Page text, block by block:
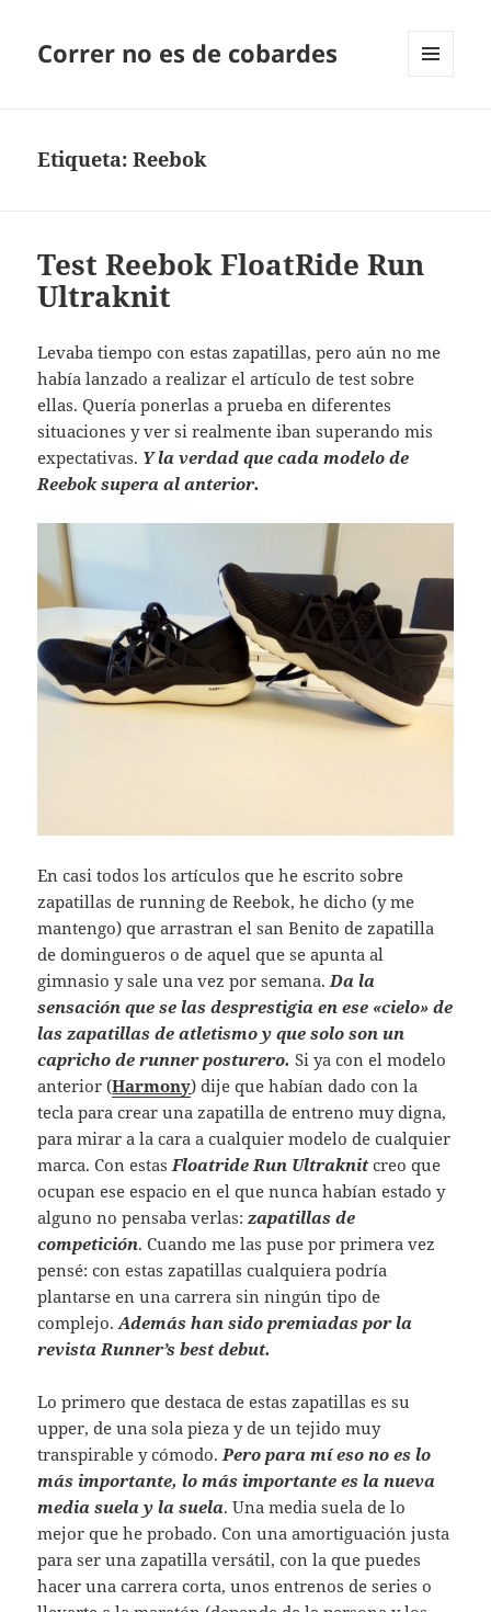
Correr no es de cobardes
Etiqueta:Reebok
Test Reebok FloatRide Run
Ultraknit
Levaba tiempo con estas zapatillas, pero aún no me
había lanzado a realizar el artículo de test sobre
ellas. Quería ponerlas a prueba en diferentes
situaciones y ver si realmente iban superando mis
expectativas. Y la verdad que cada modelo de
Reebok supera al anterior.
En casi todos los artículos que he escrito sobre
zapatillas de running de Reebok, he dicho (y me
mantengo) que arrastran el san Benito de zapatilla
de domingueros o de aquel que se apunta al
gimnasio y sale una vez por semana. Da la
sensación que se las desprestigia en ese «cielo» de
las zapatillas de atletismo y que solo son un
capricho de runner posturero. Si ya con el modelo
anterior (Harmony) dije que habían dado con la
tecla para crear una zapatilla de entreno muy digna,
para mirar a la cara a cualquier modelo de cualquier
marca. Con estas Floatride Run Ultraknitcreo que
ocupan ese espacio en el que nunca habían estado y
alguno no pensaba verlas:zapatillas de
competición. Cuando me las puse por primera vez
pensé: con estas zapatillas cualquiera podría
plantarse en una carrera sin ningún tipo de
complejo.Además han sido premiadas por la
revista Runner’s best debut.
Lo primero que destaca de estas zapatillas es su
upper, de una sola pieza y de un tejido muy
transpirable y cómodo. Pero para mí eso no es lo
más importante, lo más importante es la nueva
media suela y la suela. Una media suela de lo
mejor que he probado. Con una amortiguación justa
para ser una zapatilla versátil, con la que puedes
hacer una carrera corta, unos entrenos de series o